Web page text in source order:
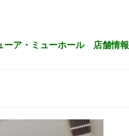
ーア・ミューホール 店舗情報